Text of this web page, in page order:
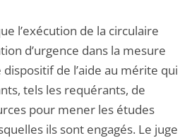
l’exécution de la circulaire
d’urgence dans la mesure
de l’aide au mérite qui
tels les requérants, de
pour mener les études
ils sont engagés. Le juge